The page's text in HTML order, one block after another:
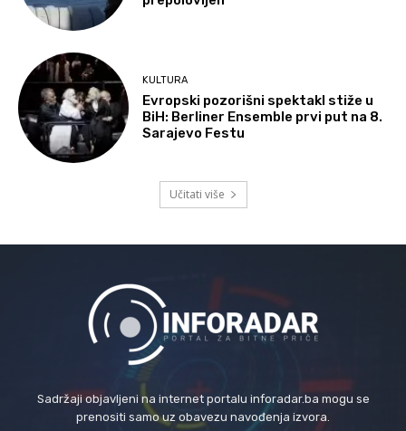
KULTURA
Evropski pozorišni spektakl stiže u
BiH: Berliner Ensemble prvi put na 8.
Sarajevo Festu
Učitati više
Sadržaji objavljeni na internet portalu inforadar.ba mogu se
prenositi samo uz obavezu navođenja izvora.